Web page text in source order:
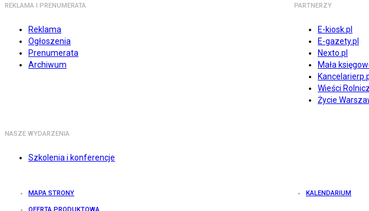
REKLAMA I PRENUMERATA
Reklama
Ogłoszenia
Prenumerata
Archiwum
PARTNERZY
E-kiosk.pl
E-gazety.pl
Nexto.pl
Mała
Wieści
Życie
NASZE WYDARZENIA
Szkolenia i konferencje
MAPA STRONY KALENDARIUM